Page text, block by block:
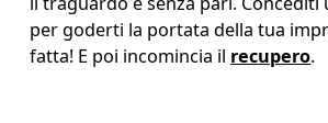
per goderti la portata della tua
fatta! E poi incomincia il recupero.